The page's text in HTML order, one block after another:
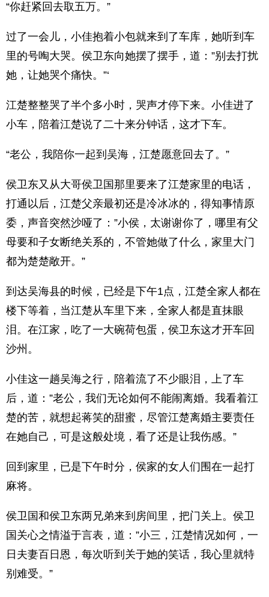
“你赶紧回去取五万。”
过了一会儿，小佳抱着小包就来到了车库，她听到车
里的号啕大哭。侯卫东向她摆了摆手，道：”别去打扰
她，让她哭个痛快。”‘
江楚整整哭了半个多小时，哭声才停下来。小佳进了
小车，陪着江楚说了二十来分钟话，这才下车。
“老公，我陪你一起到吴海，江楚愿意回去了。”
侯卫东又从大哥侯卫国那里要来了江楚家里的电话，
打通以后，江楚父亲最初还是冷冰冰的，得知事情原
委，声音突然沙哑了：”小侯，太谢谢你了，哪里有父
母要和子女断绝关系的，不管她做了什么，家里大门
都为楚楚敞开。”
到达吴海县的时候，已经是下午1点，江楚全家人都在
楼下等着，当江楚从车里下来，全家人都是直抹眼
泪。在江家，吃了一大碗荷包蛋，侯卫东这才开车回
沙州。
小佳这一趟吴海之行，陪着流了不少眼泪，上了车
后，道：”老公，我们无论如何不能闹离婚。我看着江
楚的苦，就想起蒋笑的甜蜜，尽管江楚离婚主要责任
在她自己，可是这般处境，看了还是让我伤感。”
回到家里，已是下午时分，侯家的女人们围在一起打
麻将。
侯卫国和侯卫东两兄弟来到房间里，把门关上。侯卫
国关心之情溢于言表，道：”小三，江楚情况如何，一
日夫妻百日恩，每次听到关于她的笑话，我心里就特
别难受。”